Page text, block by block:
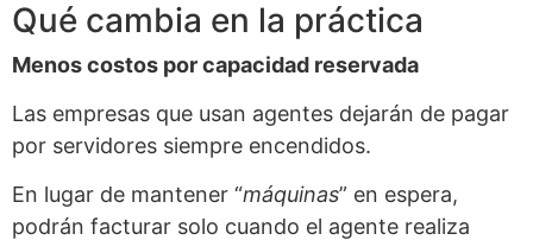
Qué cambia en la práctica
Menos costos por capacidad reservada
Las empresas que usan agentes dejarán de pagar
por servidores siempre encendidos.
En lugar de mantener “máquinas” en espera,
podrán facturar solo cuando el agente realiza